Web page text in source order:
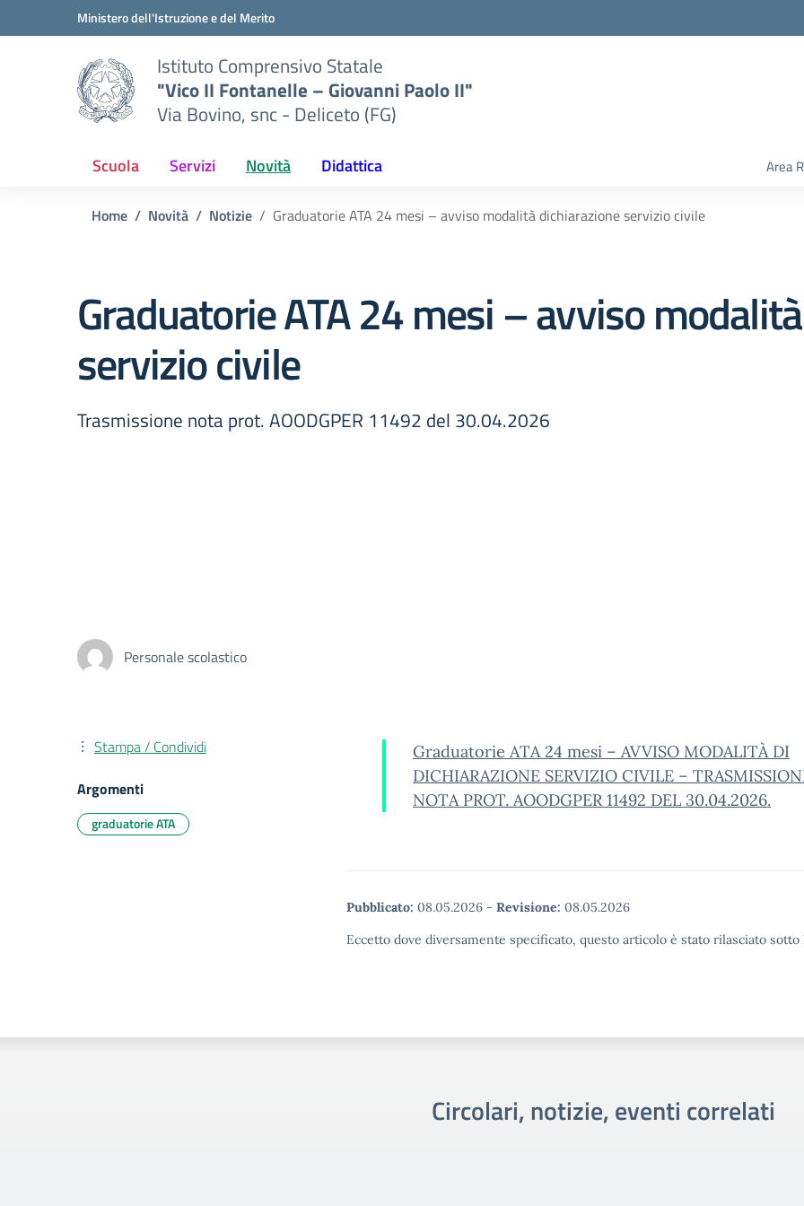
Vai ai contenuti
Vai al menu di navigazioneMinistero dell'Istruzione e del Merito
Istituto Comprensivo Statale
"Vico II Fontanelle – Giovanni Paolo II"
Via Bovino, snc - Deliceto (FG)
Scuola Servizi Novità Didattica Area
Home Novità Notizie Graduatorie ATA 24 mesi – avviso modalità dichiarazione servizio civile
Graduatorie ATA 24 mesi – avviso
servizio civile
Trasmissione nota prot. AOODGPER 11492 del 30.04.2026
Personale scolastico
Graduatorie ATA 24 mesi – AVVISO MODALITÀ DI
DICHIARAZIONE SERVIZIO CIVILE –
NOTA PROT. AOODGPER 11492 DEL 30.04.2026.
Pubblicato: 08.05.2026 - Revisione: 08.05.2026
Eccetto dove diversamente specificato, questo articolo è stato rilasciato
Stampa / Condividi
Argomenti
graduatorie ATA
Circolari, notizie, eventi correlati